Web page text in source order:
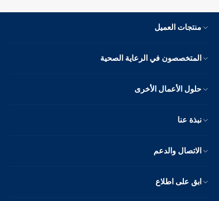
منتجات العميل
المتخصصون في الرعاية الصحية
حلول الأعمال الأخرى
نبذة عنا
الاتصال والدعم
ابق على اطلاع